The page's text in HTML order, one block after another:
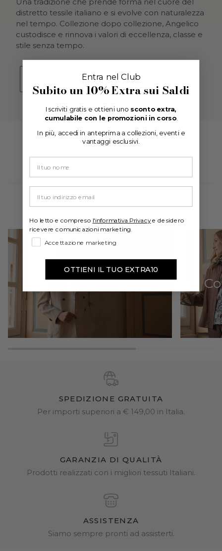
distretto tessile italiano e si evolve con naturalezza
nel tempo. Collezione dopo collezione, Angelico
custodisce e rinnova i valori di eccellenza, classe e
stile senza tempo.
SCOPRI CHI SIAMO
TI POTREBBE INTERESSARE
Collezione Uomo
SPEDIZIONE GRATUITA
Per importi superiori a € 149,00 in Italia.
GARANZIA DI QUALITÀ
Prodotti realizzati con i migliori tessuti Italiani.
ASSISTENZA
Siamo sempre pronti ad assisterti.
Entra nel Club
Subito un10% Extrasui Saldi
Iscriviti gratis e ottieni uno sconto extra,
cumulabile con le promozioni in corso.
In più, accedi in anteprima a collezioni, eventi e
vantaggi esclusivi.
Ho letto e compreso l'informativa Privacye desidero
ricevere comunicazioni marketing.
Accettazione marketing
OTTIENI IL TUO EXTRA10